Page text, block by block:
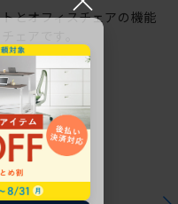
とオフィスチェアの機能
ェアです。